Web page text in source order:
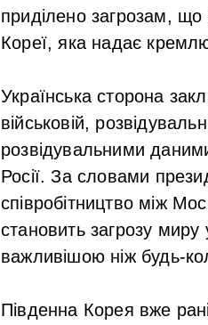
приділено загрозам, що
Кореї, яка надає
Українська сторона
військовій,
розвідувальними
Росії. За словами
співробітництво між
становить загрозу миру
важливішою ніж будь-
Південна Корея вже